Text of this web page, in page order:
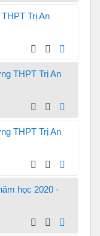
Trị An
THPT Trị An
THPT Trị An
học 2020 -